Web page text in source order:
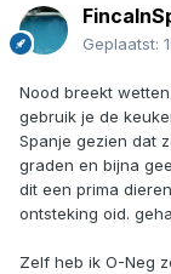
Geplaatst:
Nood breekt
gebruik je de
Spanje gezien dat
graden en bijna
dit een prima
ontsteking oid.
Zelf heb ik O-Neg